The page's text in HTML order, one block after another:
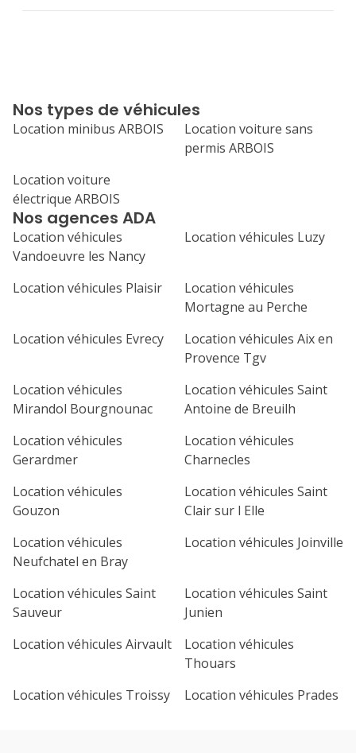
Nos agences ADA
Location véhicules
Vandoeuvre les Nancy
Location véhicules Luzy
Location véhicules Plaisir
Location véhicules
Mortagne au Perche
Location véhicules Evrecy
Location véhicules Aix en
Provence Tgv
Location véhicules
Mirandol Bourgnounac
Location véhicules Saint
Antoine de Breuilh
Location véhicules
Gerardmer
Location véhicules
Charnecles
Location véhicules
Gouzon
Location véhicules Saint
Clair sur l Elle
Location véhicules
Neufchatel en Bray
Location véhicules Joinville
Location véhicules Saint
Sauveur
Location véhicules Saint
Junien
Location véhicules Airvault
Location véhicules
Thouars
Location véhicules Troissy
Location véhicules Prades
Nos types de véhicules
Location minibus ARBOIS
Location voiture sans
permis ARBOIS
Location voiture
électrique ARBOIS